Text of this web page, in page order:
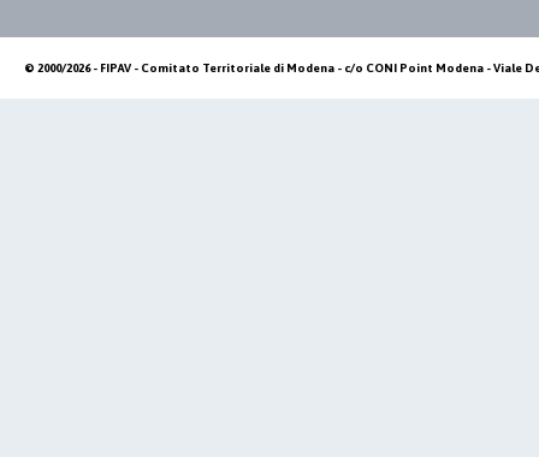
© 2000/2026 - FIPAV - Comitato Territoriale di Modena - c/o CONI Point Modena - Viale